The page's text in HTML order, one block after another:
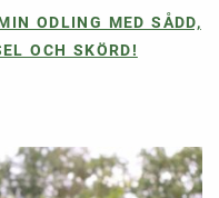
ODLING MED SÅDD,
OCH SKÖRD!